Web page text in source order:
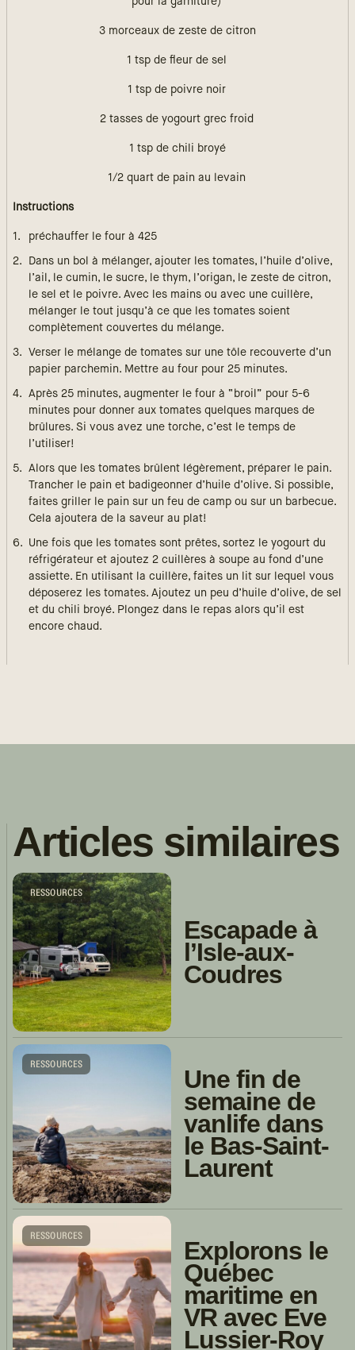
3 morceaux de zeste de citron
1 tsp de fleur de sel
1 tsp de poivre noir
2 tasses de yogourt grec froid
1 tsp de chili broyé
1/2 quart de pain au levain
Instructions
préchauffer le four à 425
Dans un bol à mélanger, ajouter les tomates, l’huile d’olive,
l’ail, le cumin, le sucre, le thym, l’origan, le zeste de citron,
le sel et le poivre. Avec les mains ou avec une cuillère,
mélanger le tout jusqu’à ce que les tomates soient
complètement couvertes du mélange.
Verser le mélange de tomates sur une tôle recouverte d’un
papier parchemin. Mettre au four pour 25 minutes.
Après 25 minutes, augmenter le four à “broil” pour 5-6
minutes pour donner aux tomates quelques marques de
brûlures. Si vous avez une torche, c’est le temps de
l’utiliser!
Alors que les tomates brûlent légèrement, préparer le pain.
Trancher le pain et badigeonner d’huile d’olive. Si possible,
faites griller le pain sur un feu de camp ou sur un barbecue.
Cela ajoutera de la saveur au plat!
Une fois que les tomates sont prêtes, sortez le yogourt du
réfrigérateur et ajoutez 2 cuillères à soupe au fond d’une
assiette. En utilisant la cuillère, faites un lit sur lequel vous
déposerez les tomates. Ajoutez un peu d’huile d’olive, de sel
et du chili broyé. Plongez dans le repas alors qu’il est
encore chaud.
Articles similaires
RESSOURCES
Escapade à
l’Isle-aux-
Coudres
RESSOURCES
Une fin de
semaine de
vanlife dans
le Bas-Saint-
Laurent
RESSOURCES
Explorons le
Québec
maritime en
VR avec Eve
Lussier-Roy